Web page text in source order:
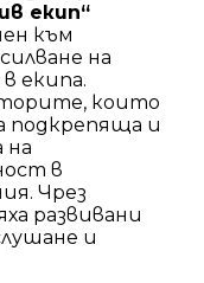
екип“
към
на
екипа.
които
подкрепяща и
на
в
Чрез
развивани
и